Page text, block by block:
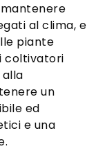
al clima, e
piante
coltivatori
un
ed
e una